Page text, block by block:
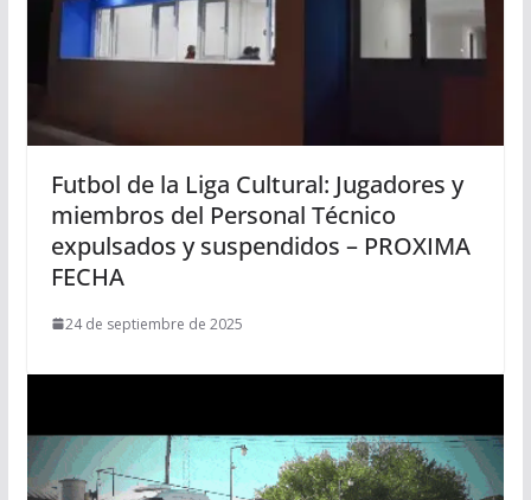
Futbol de la Liga Cultural: Jugadores y
miembros del Personal Técnico
expulsados y suspendidos – PROXIMA
FECHA
24 de septiembre de 2025